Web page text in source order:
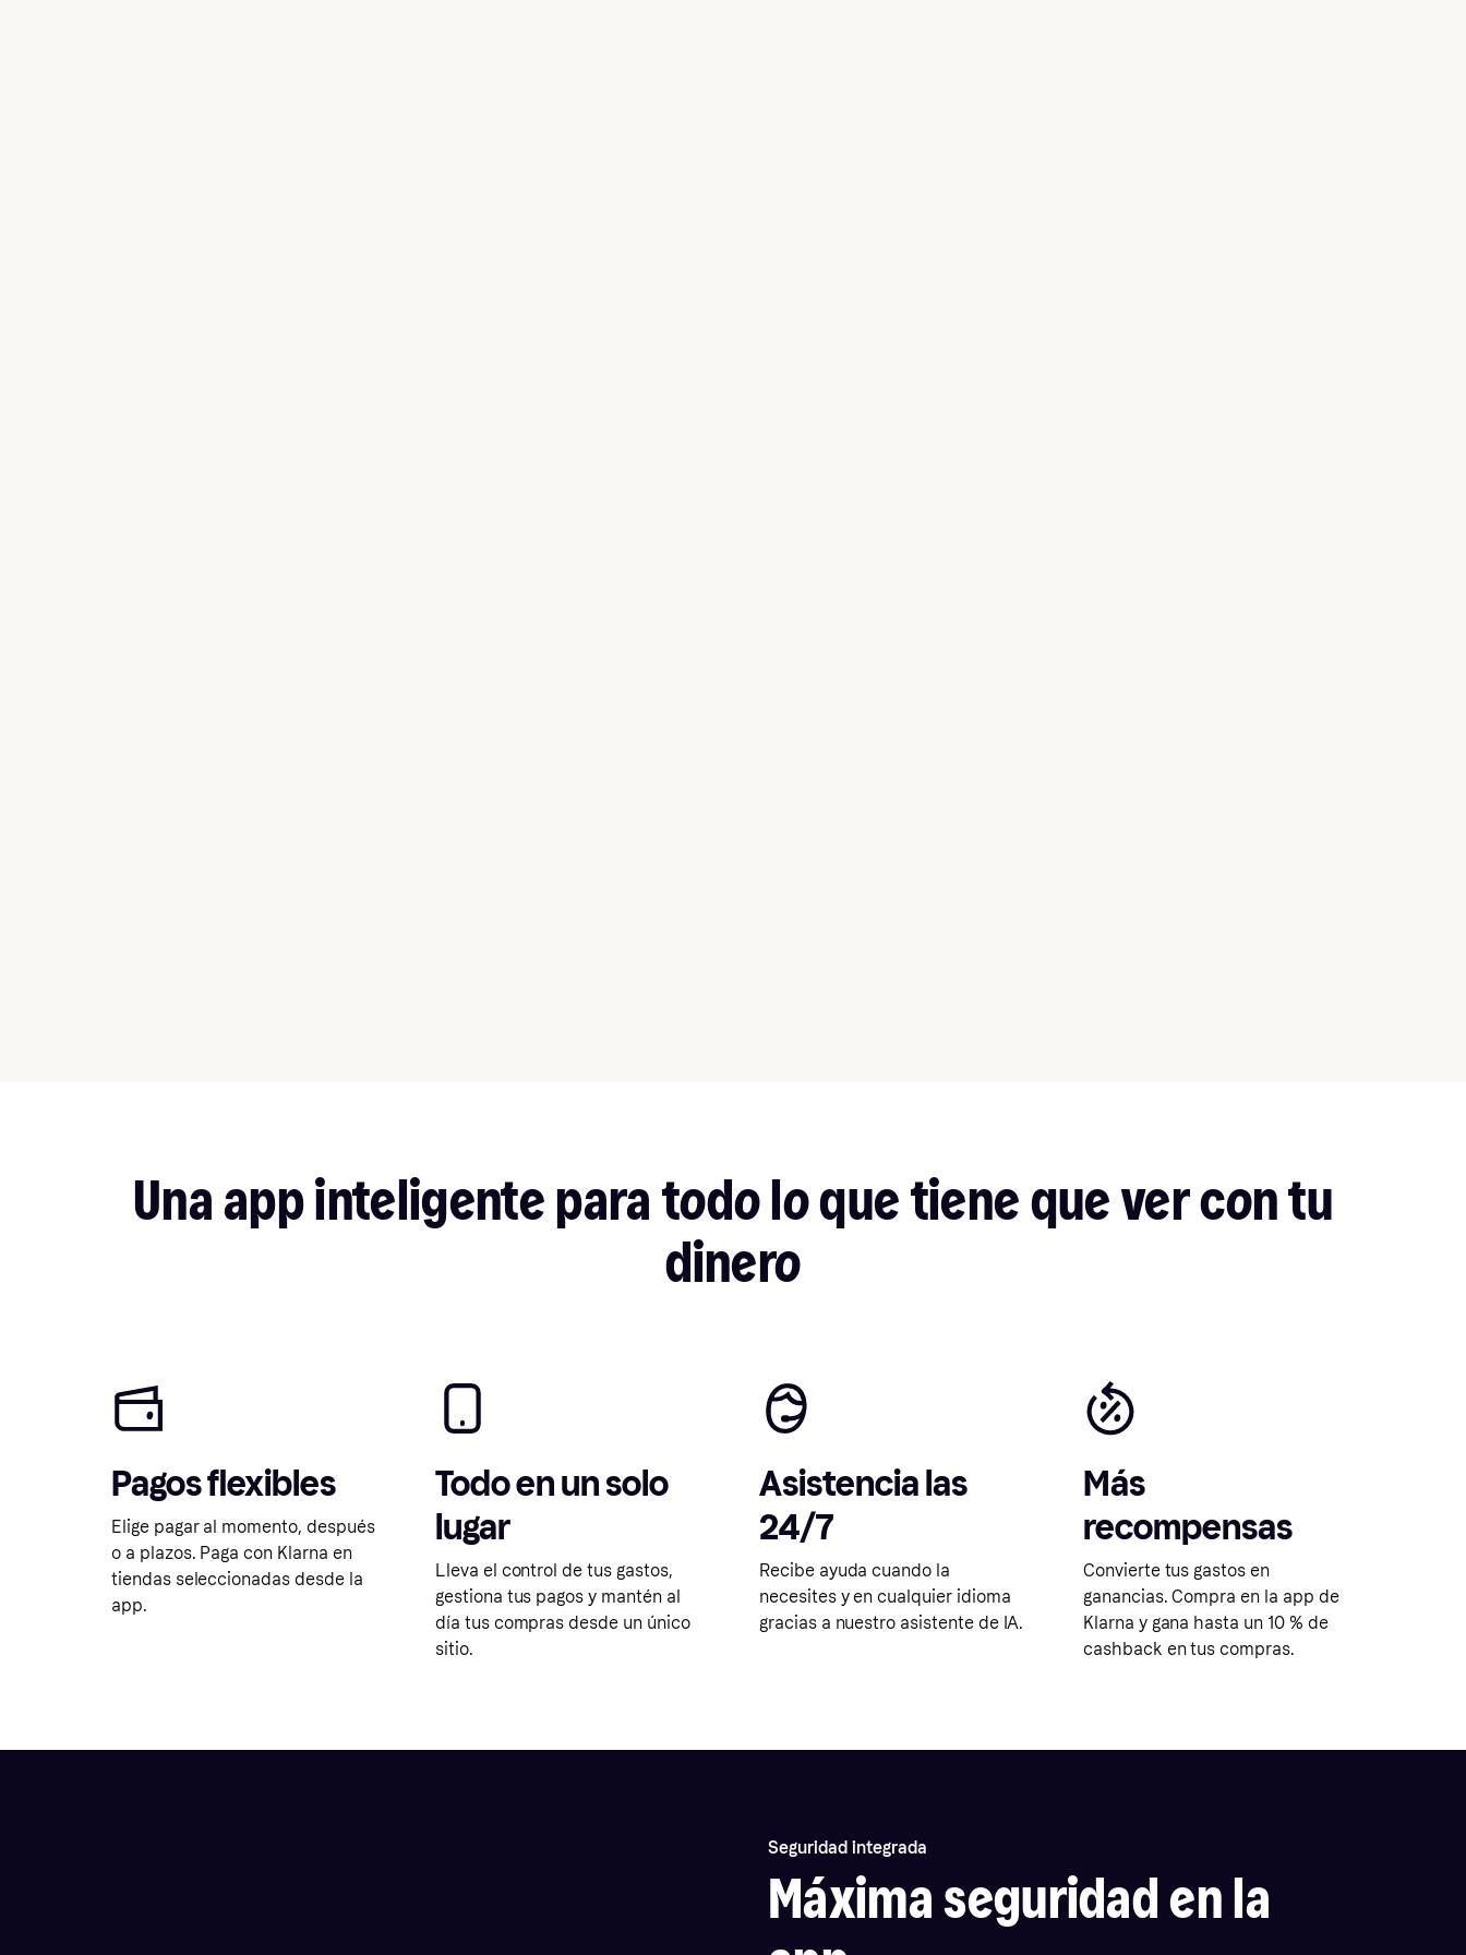
Una app inteligente para todo lo que tiene que ver con tu
dinero
Pagos flexibles
Elige pagar al momento, después
o a plazos. Paga con Klarna en
tiendas seleccionadas desde la
app.
Todo en un solo
lugar
Lleva el control de tus gastos,
gestiona tus pagos y mantén al
día tus compras desde un único
sitio.
Asistencia las
24/7
Recibe ayuda cuando la
necesites y en cualquier idioma
gracias a nuestro asistente de IA.
Más
recompensas
Convierte tus gastos en
ganancias. Compra en la app de
Klarna y gana hasta un 10 % de
cashback en tus compras.
Seguridad integrada
Máxima seguridad en la